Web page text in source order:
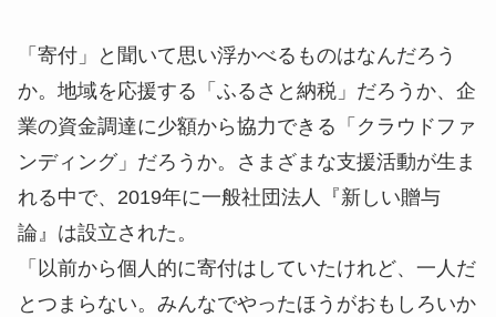
「寄付」と聞いて思い浮かべるものはなんだろう
か。地域を応援する「ふるさと納税」だろうか、企
業の資金調達に少額から協力できる「クラウドファ
ンディング」だろうか。さまざまな支援活動が生ま
れる中で、2019年に一般社団法人『新しい贈与
論』は設立された。
「以前から個人的に寄付はしていたけれど、一人だ
とつまらない。みんなでやったほうがおもしろいか